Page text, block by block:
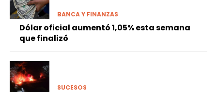
BANCA Y FINANZAS
Dólar oficial aumentó 1,05% esta semana
que finalizó
SUCESOS